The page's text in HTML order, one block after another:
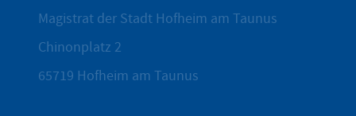
Magistrat der Stadt Hofheim am Taunus
Chinonplatz 2
65719 Hofheim am Taunus